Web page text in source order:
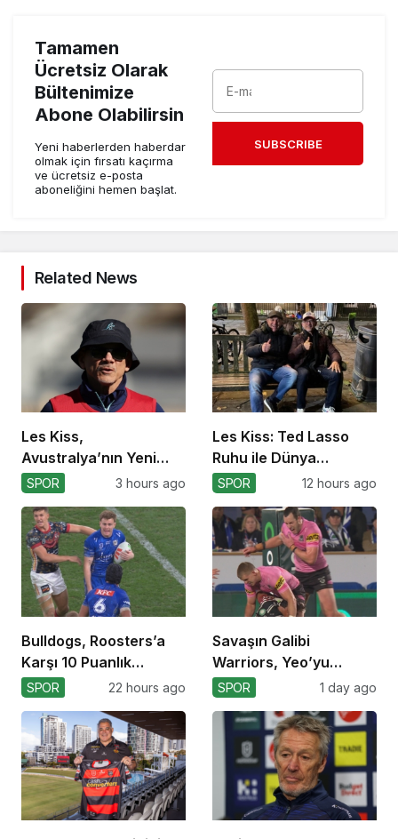
Tamamen
Ücretsiz Olarak
Bültenimize
Abone Olabilirsin
Yeni haberlerden haberdar
olmak için fırsatı kaçırma
ve ücretsiz e-posta
aboneliğini hemen başlat.
SUBSCRIBE
Related News
Les Kiss,
Avustralya’nın Yeni
Koçu Olarak Debüt
SPOR 3 hours ago
Les Kiss: Ted Lasso
Ruhu ile Dünya
Kupası’na
SPOR 12 hours ago
Bulldogs, Roosters’a
Karşı 10 Puanlık
Avantajı Yitirdi
SPOR 22 hours ago
Savaşın Galibi
Warriors, Yeo’yu
Kaybetti!
SPOR 1 day ago